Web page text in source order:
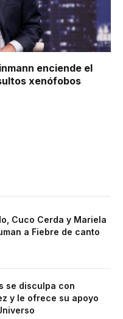
enciende el
xenófobos
Cuco Cerda y Mariela
a Fiebre de canto
se disculpa con
y le ofrece su apoyo